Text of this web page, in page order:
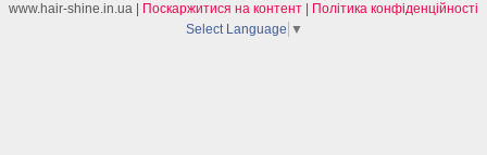
Поскаржитися на контент
Політика конфіденційності
Select Language ▼